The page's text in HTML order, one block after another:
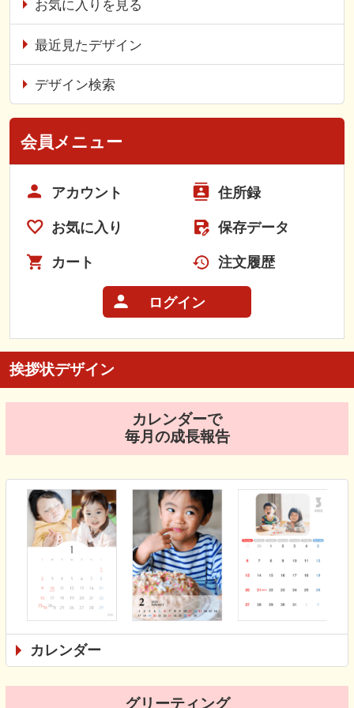
お気に入りを見る
最近見たデザイン
デザイン検索
会員メニュー
アカウント 住所録
お気に入り 保存データ
カート 注文履歴
ログイン
挨拶状デザイン
カレンダーで
毎月の成長報告
カレンダー
グリーティング